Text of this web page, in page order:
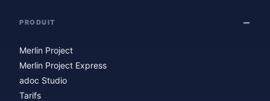
PRODUIT
Merlin Project
Merlin Project Express
adoc Studio
Tarifs